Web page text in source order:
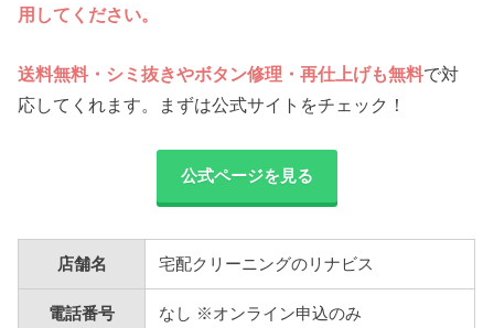
用してください。
送料無料・シミ抜きやボタン修理・再仕上げも無料で対
応してくれます。まずは公式サイトをチェック！
公式ページを見る
店舗名 宅配クリーニングのリナビス
電話番号 なし ※オンライン申込のみ